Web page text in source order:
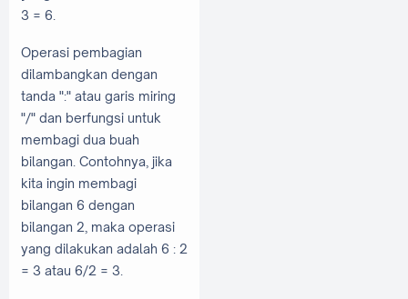
3 = 6.
Operasi pembagian
dilambangkan dengan
tanda ":" atau garis miring
"/" dan berfungsi untuk
membagi dua buah
bilangan. Contohnya, jika
kita ingin membagi
bilangan 6 dengan
bilangan 2, maka operasi
yang dilakukan adalah 6 : 2
= 3 atau 6/2 = 3.